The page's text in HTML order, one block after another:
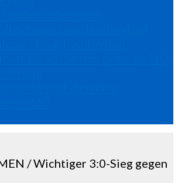
/ Wichtiger 3:0-Sieg gegen